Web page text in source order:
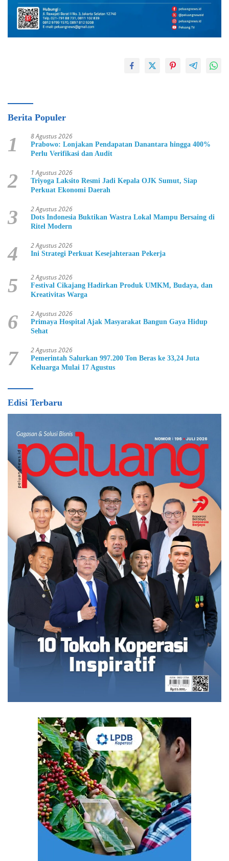
Berita Populer
1 8 Agustus 2026
Prabowo: Lonjakan Pendapatan Danantara hingga 400%
Perlu Verifikasi dan Audit
2 1 Agustus 2026
Triyoga Laksito Resmi Jadi Kepala OJK Sumut, Siap
Perkuat Ekonomi Daerah
3 2 Agustus 2026
Dots Indonesia Buktikan Wastra Lokal Mampu Bersaing di
Ritel Modern
4 2 Agustus 2026
Ini Strategi Perkuat Kesejahteraan Pekerja
5 2 Agustus 2026
Festival Cikajang Hadirkan Produk UMKM, Budaya, dan
Kreativitas Warga
6 2 Agustus 2026
Primaya Hospital Ajak Masyarakat Bangun Gaya Hidup
Sehat
7 2 Agustus 2026
Pemerintah Salurkan 997.200 Ton Beras ke 33,24 Juta
Keluarga Mulai 17 Agustus
Edisi Terbaru